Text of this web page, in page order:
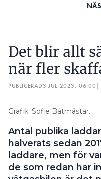
Det blir allt
när fler
PUBLICERAD3 JUL 2023, 06:00|
Grafik: Sofie Båtmästar.
Antal publika
halverats sedan
laddare, men för
de som redan har